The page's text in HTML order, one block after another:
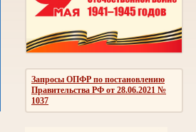
Запросы ОПФР по постановлению
Правительства РФ от 28.06.2021 №
1037